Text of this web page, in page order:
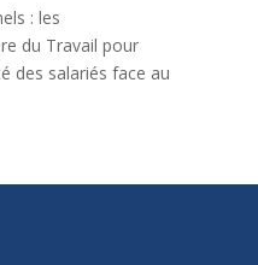
: les
du Travail pour
des salariés face au